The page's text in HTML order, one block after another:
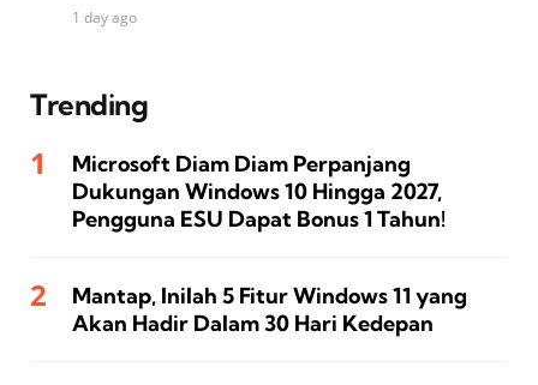
1 day ago
Trending
Microsoft Diam Diam Perpanjang
Dukungan Windows 10 Hingga 2027,
Pengguna ESU Dapat Bonus 1 Tahun!
Mantap, Inilah 5 Fitur Windows 11 yang
Akan Hadir Dalam 30 Hari Kedepan